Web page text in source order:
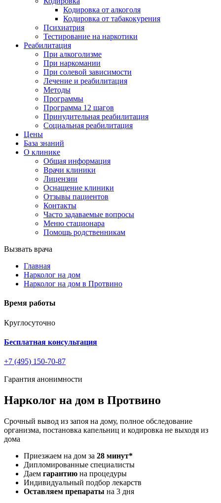
Кодировка от алкоголя
Кодировка от табакокурения
Психиатрия
Тестирование на наркотики
Реабилитация
При алкоголизме
При наркомании
При солевой зависимости
Лечение и реабилитация
Методы
Программы
Программа 12 шагов
Принудительная реабилитация
Социальная реабилитация
Цены
База знаний
О клинике
Общая информация
Врачи клиники
Лицензии
Оснащение клиники
Отзывы пациентов
Контакты
Часто задаваемые вопросы
Меню стационара
Помощь родственникам
Вызвать врача
Главная
Нарколог на дом
Нарколог на дом в Протвино
Время работы
Круглосуточно
Бесплатная консультация
+7 (495) 150-70-87
Гарантия анонимности
Нарколог на дом в Протвино
Срочный вывод из запоя на дому, полное обследование
организма, постановка капельниц и кодировка не выходя из
дома
Приезжаем на дом за 28 минут*
Дипломированные специалисты
Даем гарантию на процедуры
Индивидуальный подбор лекарств
Оставляем препараты на 3 дня